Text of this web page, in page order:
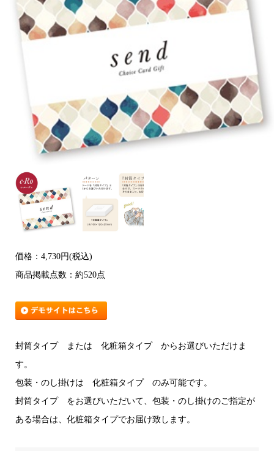
価格：4,730円(税込)
商品掲載点数：約520点
封筒タイプ または 化粧箱タイプ からお選びいただけま
す。
包装・のし掛けは 化粧箱タイプ のみ可能です。
封筒タイプ をお選びいただいて、包装・のし掛けのご指定が
ある場合は、化粧箱タイプでお届け致します。